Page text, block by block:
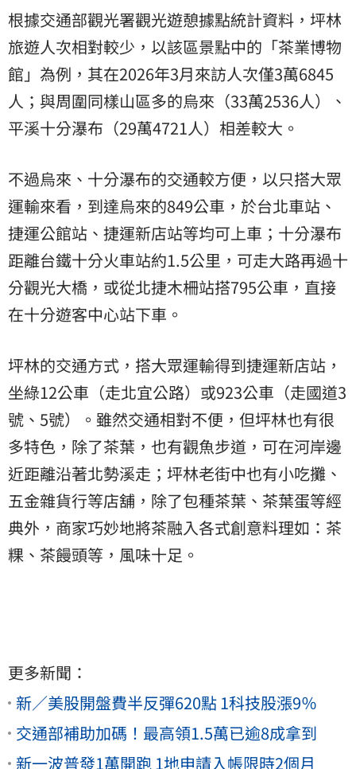
根據交通部觀光署觀光遊憩據點統計資料，坪林
旅遊人次相對較少，以該區景點中的「茶業博物
館」為例，其在2026年3月來訪人次僅3萬6845
人；與周圍同樣山區多的烏來（33萬2536人）、
平溪十分瀑布（29萬4721人）相差較大。
不過烏來、十分瀑布的交通較方便，以只搭大眾
運輸來看，到達烏來的849公車，於台北車站、
捷運公館站、捷運新店站等均可上車；十分瀑布
距離台鐵十分火車站約1.5公里，可走大路再過十
分觀光大橋，或從北捷木柵站搭795公車，直接
在十分遊客中心站下車。
坪林的交通方式，搭大眾運輸得到捷運新店站，
坐綠12公車（走北宜公路）或923公車（走國道3
號、5號）。雖然交通相對不便，但坪林也有很
多特色，除了茶葉，也有觀魚步道，可在河岸邊
近距離沿著北勢溪走；坪林老街中也有小吃攤、
五金雜貨行等店舖，除了包種茶葉、茶葉蛋等經
典外，商家巧妙地將茶融入各式創意料理如：茶
粿、茶饅頭等，風味十足。
更多新聞：
新／美股開盤費半反彈620點 1科技股漲9％
交通部補助加碼！最高領1.5萬已逾8成拿到
新一波普發1萬開跑 1地申請入帳限時2個月